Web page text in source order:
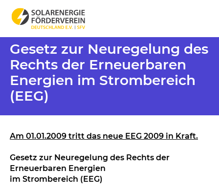
Gesetz zur Neuregelung des
Rechts der Erneuerbaren
Energien im Strombereich
(EEG)
Am 01.01.2009 tritt das neue EEG 2009 in Kraft.
Gesetz zur Neuregelung des Rechts der
Erneuerbaren Energien
im Strombereich (EEG)